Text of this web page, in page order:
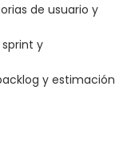
de usuario y
y
y estimación